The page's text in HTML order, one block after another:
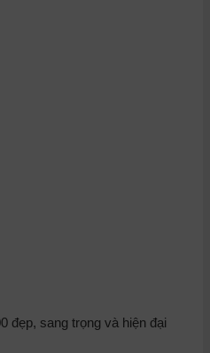
đẹp, sang trọng và hiện đại